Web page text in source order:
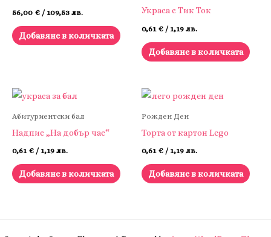
56,00 € / 109,53 лв.
Добавяне в количката
Украса с Тик Ток
0,61 € / 1,19 лв.
Добавяне в количката
Абитуриентски бал
Надпис „На добър час“
0,61 € / 1,19 лв.
Добавяне в количката
Рожден Ден
Торта от картон Lego
0,61 € / 1,19 лв.
Добавяне в количката